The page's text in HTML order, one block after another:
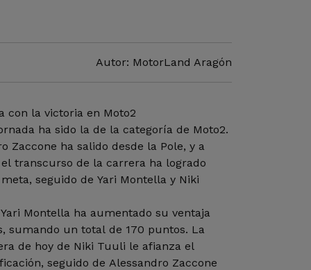
Autor: MotorLand Aragón
con la victoria en Moto2
ha sido la de la categoría de Moto2.
Zaccone ha salido desde la Pole, y a
transcurso de la carrera ha logrado
seguido de Yari Montella y Niki
Montella ha aumentado su ventaja
sumando un total de 170 puntos. La
de hoy de Niki Tuuli le afianza el
seguido de Alessandro Zaccone